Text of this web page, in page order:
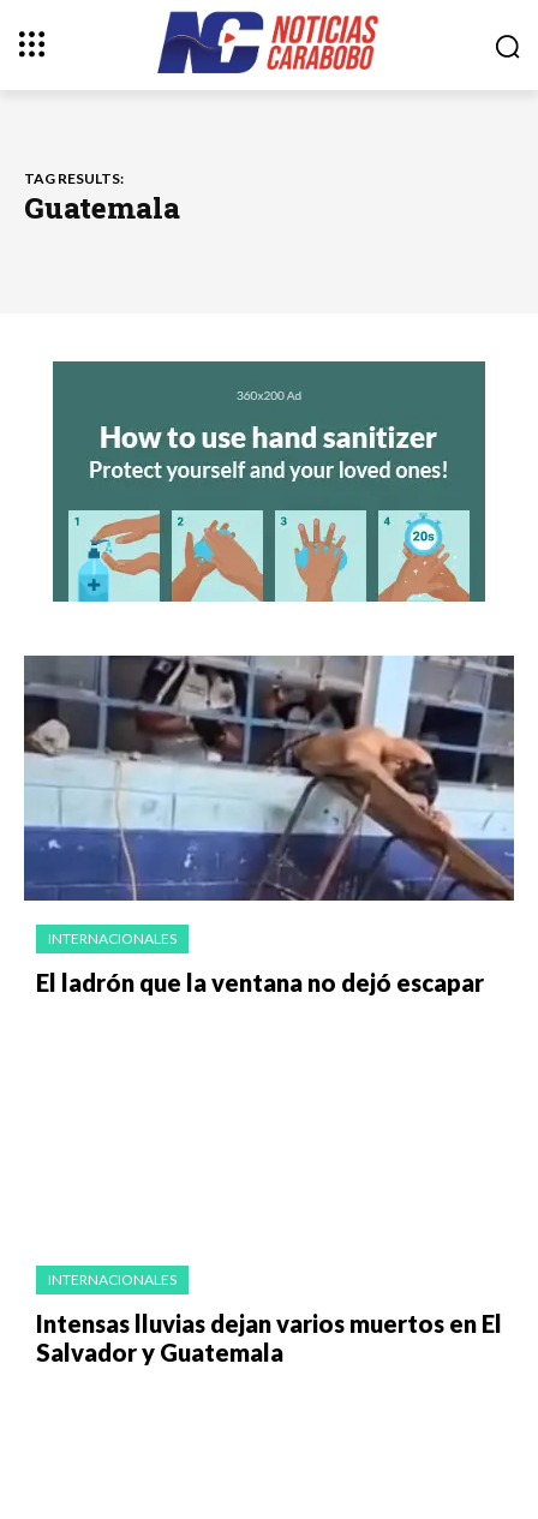
TAG RESULTS:
Guatemala
INTERNACIONALES
El ladrón que la ventana no dejó escapar
INTERNACIONALES
Intensas lluvias dejan varios muertos en El
Salvador y Guatemala